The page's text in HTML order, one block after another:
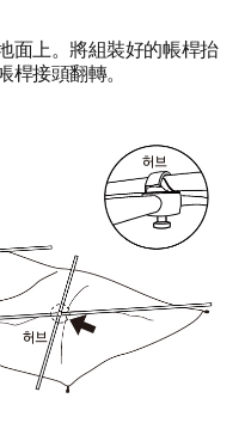
面上。將組裝好的帳桿抬
桿接頭翻轉。